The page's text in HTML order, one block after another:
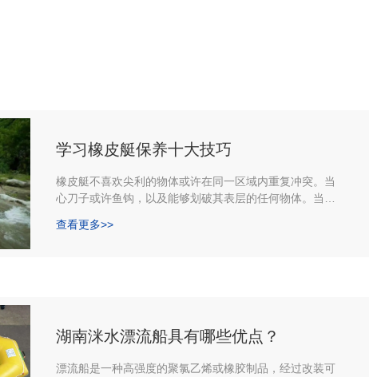
学习橡皮艇保养十大技巧
橡皮艇不喜欢尖利的物体或许在同一区域内重复冲突。当
心刀子或许鱼钩，以及能够划破其表层的任何物体。当船
接近任何藤壶出没的码头，带着一块地毯备用。
查看更多>>
湖南洣水漂流船具有哪些优点？
漂流船是一种高强度的聚氯乙烯或橡胶制品，经过改装可